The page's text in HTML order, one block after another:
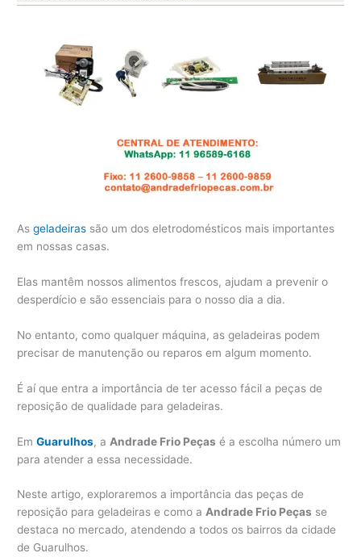
Asgeladeiras são um dos eletrodomésticos mais importantes
em nossas casas.
Elas mantêm nossos alimentos frescos, ajudam a prevenir o
desperdício e são essenciais para o nosso dia a dia.
No entanto, como qualquer máquina, as geladeiras podem
precisar de manutenção ou reparos em algum momento.
É aí que entra a importância de ter acesso fácil a peças de
reposição de qualidade para geladeiras.
EmGuarulhos, a Andrade Frio Peças é a escolha número um
para atender a essa necessidade.
Neste artigo, exploraremos a importância das peças de
reposição para geladeiras e como aAndrade Frio Peças se
destaca no mercado, atendendo a todos os bairros da cidade
de Guarulhos.